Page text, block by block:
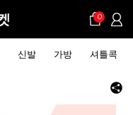
0
신발 가방 셔틀콕